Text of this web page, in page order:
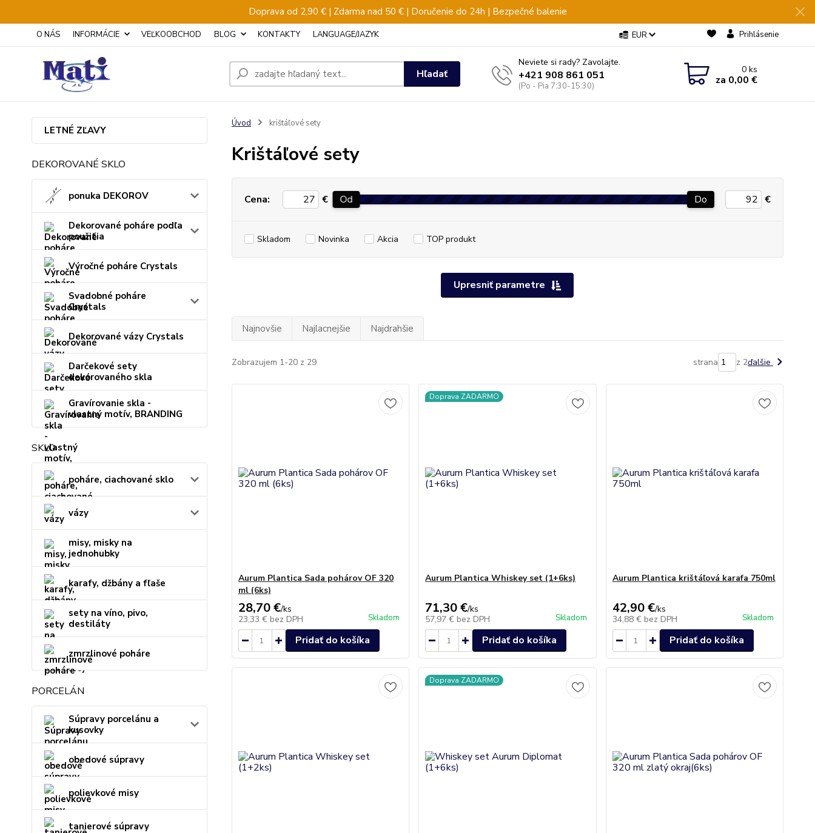
Doprava od 2,90 € | Zdarma nad 50 € | Doručenie do 24h | Bezpečné balenie
O NÁS INFORMÁCIE VEĽKOOBCHOD BLOG KONTAKTY LANGUAGE/JAZYK EUR Prihlásenie
Hľadať
Neviete si rady? Zavolajte.
+421 908 861 051
(Po - Pia 7:30-15:30)
0ks
za 0,00 €
LETNÉ ZĽAVY
DEKOROVANÉ SKLO
ponuka DEKOROV
Dekorované poháre podľa
použitia
Výročné poháre Crystals
Svadobné poháre
Crystals
Dekorované vázy Crystals
Darčekové sety
dekorovaného skla
Gravírovanie skla -
vlastný motív, BRANDING
SKLO
poháre, ciachované sklo
vázy
misy, misky na
jednohubky
karafy, džbány a fľaše
sety na víno, pivo,
destiláty
zmrzlinové poháre
PORCELÁN
Súpravy porcelánu a
kusovky
obedové súpravy
polievkové misy
tanierové súpravy
Úvod krištáľové sety
Krištáľové sety
Upresniť parametre
Cena: € Od Do €
Skladom Novinka Akcia TOP produkt
Najnovšie Najlacnejšie Najdrahšie
Zobrazujem 1-20 z 29 strana z 2ďalšie
Aurum Plantica Sada pohárov OF 320
ml (6ks)
28,70 €/ks
23,33 € bez DPH Skladom
Pridať do košíka
Doprava ZADARMO
Aurum Plantica Whiskey set (1+6ks)
71,30 €/ks
57,97 € bez DPH Skladom
Pridať do košíka
Aurum Plantica krištáľová karafa 750ml
42,90 €/ks
34,88 € bez DPH Skladom
Pridať do košíka
Doprava ZADARMO